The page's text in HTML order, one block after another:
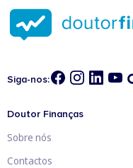
Siga-nos:
Doutor Finanças
Sobre nós
Contactos